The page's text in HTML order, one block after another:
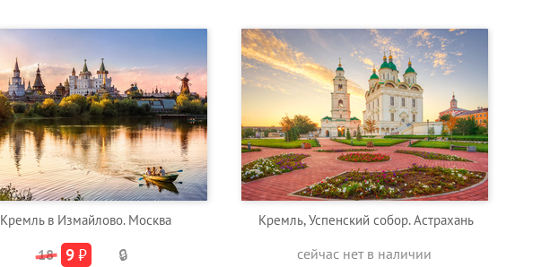
Кремль в Измайлово. Москва
18 9₽ 🔒
Кремль, Успенский собор. Астрахань
сейчас нет в наличии